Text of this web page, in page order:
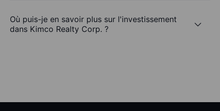
Où puis-je en savoir plus sur l'investissement
dans Kimco Realty Corp. ?